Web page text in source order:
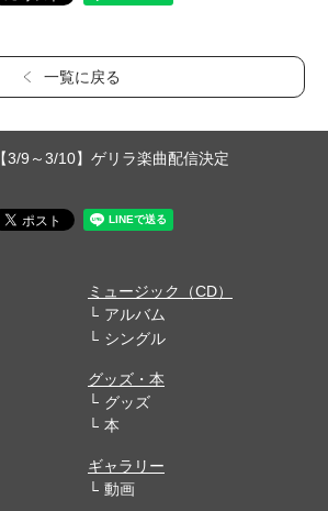
一覧に戻る
【3/9～3/10】ゲリラ楽曲配信決定
ミュージック（CD）
アルバム
シングル
グッズ・本
グッズ
本
ギャラリー
動画